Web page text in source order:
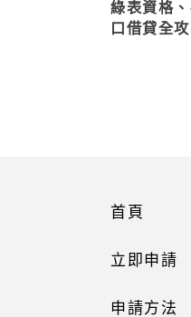
綠表資格
口借貸全
首頁
立即申請
申請方法